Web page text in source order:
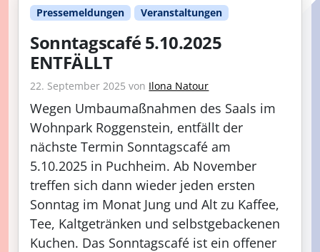
Pressemeldungen Veranstaltungen
Sonntagscafé 5.10.2025
ENTFÄLLT
22. September 2025 von Ilona Natour
Wegen Umbaumaßnahmen des Saals im
Wohnpark Roggenstein, entfällt der
nächste Termin Sonntagscafé am
5.10.2025 in Puchheim. Ab November
treffen sich dann wieder jeden ersten
Sonntag im Monat Jung und Alt zu Kaffee,
Tee, Kaltgetränken und selbstgebackenen
Kuchen. Das Sonntagscafé ist ein offener